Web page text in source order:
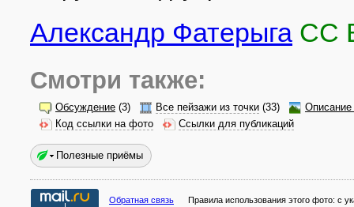
Александр Фатерыга CC
Смотри также:
Обсуждение (3) Все пейзажи из точки (33)
Описание
Код ссылки на фото
Ссылки для публикаций
Полезные приёмы
Обратная связь Правила использования этого фото: с